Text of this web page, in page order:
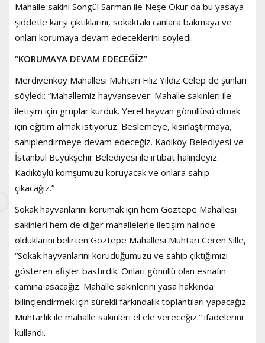
Mahalle sakini Songül Sarman ile Neşe Okur da bu yasaya
şiddetle karşı çıktıklarını, sokaktaki canlara bakmaya ve
onları korumaya devam edeceklerini söyledi.
“KORUMAYA DEVAM EDECEĞİZ”
Merdivenköy Mahallesi Muhtarı Filiz Yıldız Celep de şunları
söyledi: “Mahallemiz hayvansever. Mahalle sakinleri ile
iletişim için gruplar kurduk. Yerel hayvan gönüllüsü olmak
için eğitim almak istiyoruz. Beslemeye, kısırlaştırmaya,
sahiplendirmeye devam edeceğiz. Kadıköy Belediyesi ve
İstanbul Büyükşehir Belediyesi ile irtibat halindeyiz.
Kadıköylü komşumuzu koruyacak ve onlara sahip
çıkacağız.”
Sokak hayvanlarını korumak için hem Göztepe Mahallesi
sakinleri hem de diğer mahallelerle iletişim halinde
olduklarını belirten Göztepe Mahallesi Muhtarı Ceren Sille,
“Sokak hayvanlarını koruduğumuzu ve sahip çıktığımızı
gösteren afişler bastırdık. Onları gönüllü olan esnafın
camına asacağız. Mahalle sakinlerini yasa hakkında
bilinçlendirmek için sürekli farkındalık toplantıları yapacağız.
Muhtarlık ile mahalle sakinleri el ele vereceğiz.” ifadelerini
kullandı.